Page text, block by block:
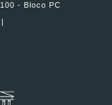
- Bloco PC